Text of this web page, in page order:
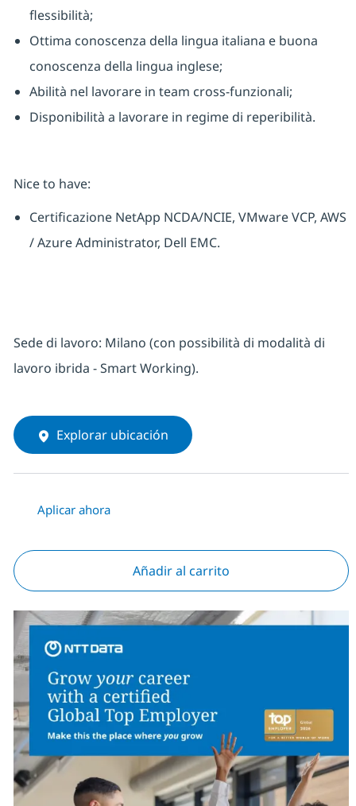
flessibilità;
Ottima conoscenza della lingua italiana e buona
conoscenza della lingua inglese;
Abilità nel lavorare in team cross-funzionali;
Disponibilità a lavorare in regime di reperibilità.
Nice to have:
Certificazione NetApp NCDA/NCIE, VMware VCP, AWS
/ Azure Administrator, Dell EMC.
Sede di lavoro: Milano (con possibilità di modalità di
lavoro ibrida - Smart Working).
Explorar ubicación
Aplicar ahora
Añadir al carrito